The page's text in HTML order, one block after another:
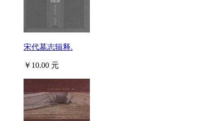
宋代墓志辑释.
￥10.00 元